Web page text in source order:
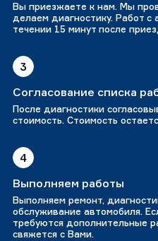
Вы приезжаете к нам. Мы
делаем диагностику. Работ с
течении 15 минут после
3
Согласование списка
После диагностики
стоимость. Стоимость
4
Выполняем работы
Выполняем ремонт,
обслуживание автомобиля.
требуются дополнительные
свяжется с Вами.